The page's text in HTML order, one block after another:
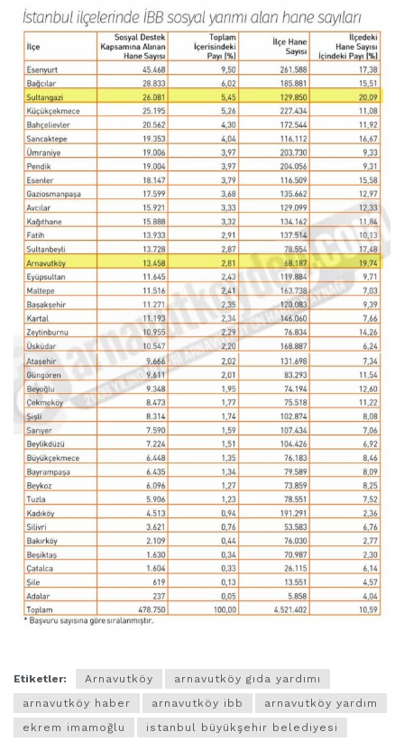
Etiketler: Arnavutköy
arnavutköy gıda yardımı
arnavutköy haber
arnavutköy ibb
arnavutköy yardım
ekrem imamoğlu
istanbul büyükşehir belediyesi